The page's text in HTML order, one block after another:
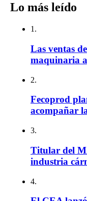
Lo más leído
1.
Las ventas
maquinaria
2.
Fecoprod
acompañar
3.
Titular del
industria
4.